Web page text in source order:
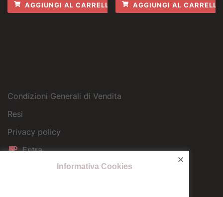
AGGIUNGI AL CARRELLO AGGIUNGI AL CARRELLO
Condizioni Generali di Vendita
Resi
Privacy policy
Entra
Informativa Cookies
×